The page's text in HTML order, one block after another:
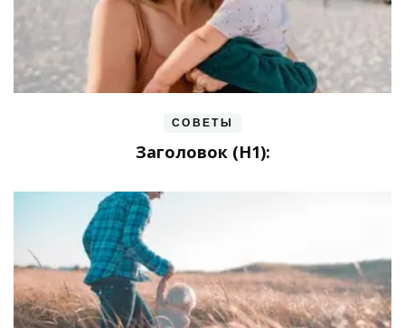
СОВЕТЫ
Заголовок (H1):